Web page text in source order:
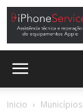
Inicio Municípios